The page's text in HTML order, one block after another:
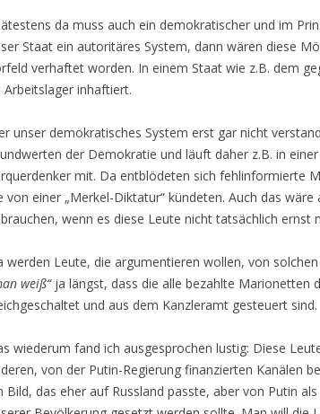
da muss auch ein demokratischer und im
Staat ein autoritäres System, dann wären diese
verhaftet worden. In einem Staat wie z.B. dem
Arbeitslager inhaftiert.
unser demokratisches System erst gar nicht
der Demokratie und läuft daher z.B. in
mit. Da entblödeten sich fehlinformierte
von einer „Merkel-Diktatur“ kündeten. Auch das
wenn es diese Leute nicht tatsächlich ernst
werden Leute, die argumentieren wollen, von
weiß“ja längst, dass die alle bezahlte Marionetten
und aus dem Kanzleramt gesteuert sind.
wiederum fand ich ausgesprochen lustig: Diese
von der Putin-Regierung finanzierten Kanälen
Bild, das eher auf Russland passte, aber von Putin